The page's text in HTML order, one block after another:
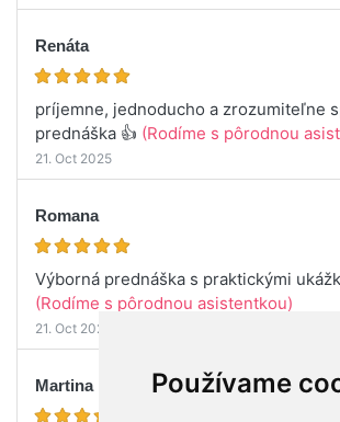
Používame
Renáta
príjemne, jednoducho a zrozumiteľne
prednáška 👍 (Rodíme s pôrodnou
21. Oct 2025
Romana
Výborná prednáška s praktickými
(Rodíme s pôrodnou asistentkou)
21. Oct 2025
Martina